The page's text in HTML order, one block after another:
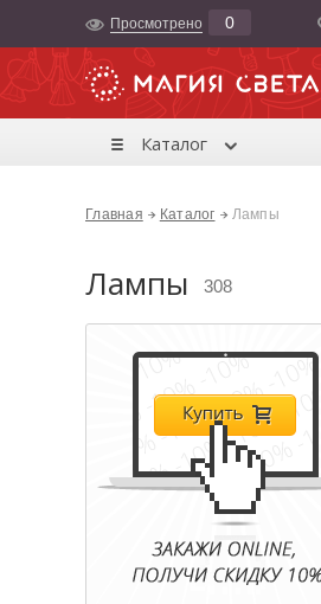
Просмотрено 0
Каталог
Главная Каталог Лампы
Лампы 308